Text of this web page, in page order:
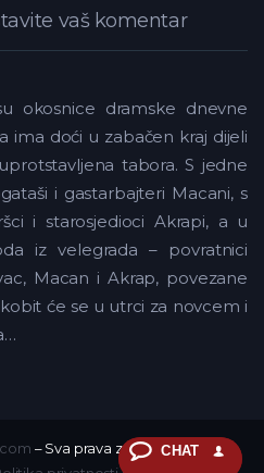
vaš komentar
okosnice dramske dnevne
ima doći u zabačen kraj dijeli
tabora. S jedne
i gastarbajteri Macani, s
i starosjedioci Akrapi, a u
iz velegrada – povratnici
Macan i Akrap, povezane
će se u utrci za novcem i
– Sva prava zadržana.CHAT